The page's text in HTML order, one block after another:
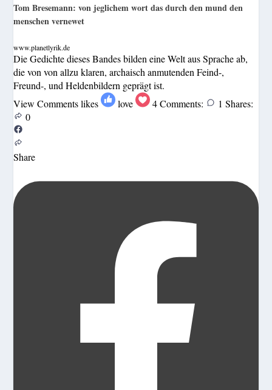
Tom Bresemann: von jeglichem wort das durch den mund den
menschen vernewet
www.planetlyrik.de
Die Gedichte dieses Bandes bilden eine Welt aus Sprache ab,
die von von allzu klaren, archaisch anmutenden Feind-,
Freund-, und Heldenbildern geprägt ist.
View Comments likes love 4 Comments: 1 Shares:
0
Share